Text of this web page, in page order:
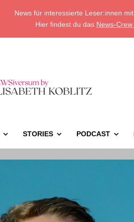
News für interessierte Leser:innen
Hier findest du das News-Crew
STORIES PODCAST